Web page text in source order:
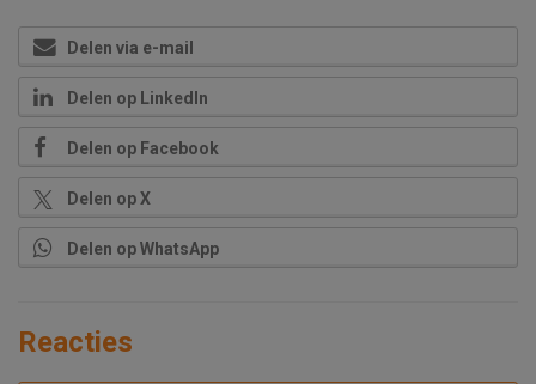
Delen via e-mail
Delen op LinkedIn
Delen op Facebook
Delen op X
Delen op WhatsApp
Reacties